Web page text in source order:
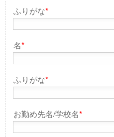
ふりがな*
名*
ふりがな*
お勤め先名/学校名*